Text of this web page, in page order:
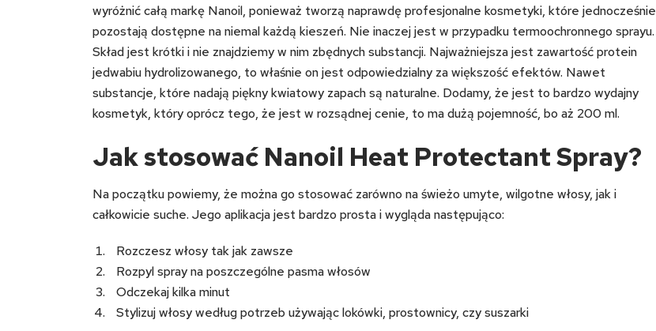
wyróżnić całą markę Nanoil, ponieważ tworzą naprawdę profesjonalne kosmetyki, które jednocześnie
pozostają dostępne na niemal każdą kieszeń. Nie inaczej jest w przypadku termoochronnego sprayu.
Skład jest krótki i nie znajdziemy w nim zbędnych substancji. Najważniejsza jest zawartość protein
jedwabiu hydrolizowanego, to właśnie on jest odpowiedzialny za większość efektów. Nawet
substancje, które nadają piękny kwiatowy zapach są naturalne. Dodamy, że jest to bardzo wydajny
kosmetyk, który oprócz tego, że jest w rozsądnej cenie, to ma dużą pojemność, bo aż 200 ml.
Jak stosować Nanoil Heat Protectant Spray?
Na początku powiemy, że można go stosować zarówno na świeżo umyte, wilgotne włosy, jak i
całkowicie suche. Jego aplikacja jest bardzo prosta i wygląda następująco:
Rozczesz włosy tak jak zawsze
Rozpyl spray na poszczególne pasma włosów
Odczekaj kilka minut
Stylizuj włosy według potrzeb używając lokówki, prostownicy, czy suszarki